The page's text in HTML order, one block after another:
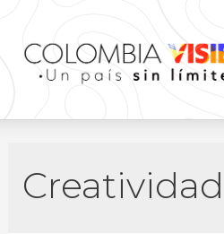
Creatividad